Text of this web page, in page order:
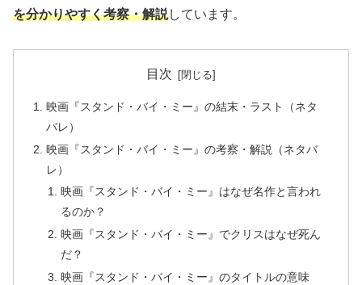
を分かりやすく考察・解説しています。
目次
映画『スタンド・バイ・ミー』の結末・ラスト（ネタ
バレ）
映画『スタンド・バイ・ミー』の考察・解説（ネタバ
レ）
映画『スタンド・バイ・ミー』はなぜ名作と言われ
るのか？
映画『スタンド・バイ・ミー』でクリスはなぜ死ん
だ？
映画『スタンド・バイ・ミー』のタイトルの意味